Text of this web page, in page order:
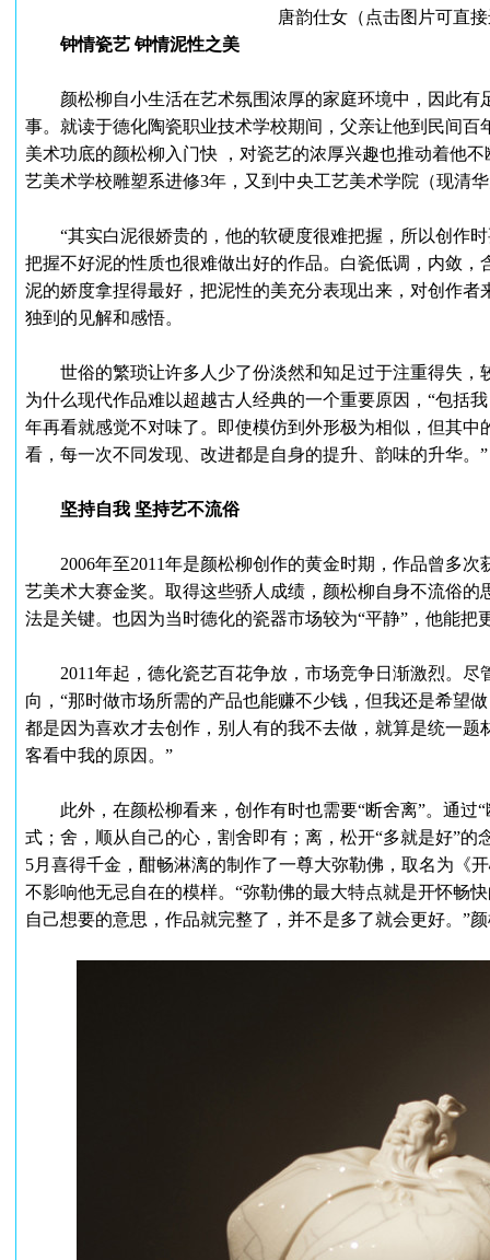
唐韵仕女（点击图片可直
钟情瓷艺 钟情泥性之美
颜松柳自小生活在艺术氛围浓厚的家庭环境中，因此有
事。就读于德化陶瓷职业技术学校期间，父亲让他到民间百
美术功底的颜松柳入门快 ，对瓷艺的浓厚兴趣也推动着他
艺美术学校雕塑系进修3年，又到中央工艺美术学院（现清
“其实白泥很娇贵的，他的软硬度很难把握，所以创作时
把握不好泥的性质也很难做出好的作品。白瓷低调，内敛
泥的娇度拿捏得最好，把泥性的美充分表现出来，对创作者
独到的见解和感悟。
世俗的繁琐让许多人少了份淡然和知足过于注重得失，
为什么现代作品难以超越古人经典的一个重要原因，“包括
年再看就感觉不对味了。即使模仿到外形极为相似，但其
看，每一次不同发现、改进都是自身的提升、韵味的升华。”
坚持自我 坚持艺不流俗
2006年至2011年是颜松柳创作的黄金时期，作品曾多次
艺美术大赛金奖。取得这些骄人成绩，颜松柳自身不流俗
法是关键。也因为当时德化的瓷器市场较为“平静”，他能把
2011年起，德化瓷艺百花争放，市场竞争日渐激烈。尽
向，“那时做市场所需的产品也能赚不少钱，但我还是希望
都是因为喜欢才去创作，别人有的我不去做，就算是统一
客看中我的原因。”
此外，在颜松柳看来，创作有时也需要“断舍离”。通过“
式；舍，顺从自己的心，割舍即有；离，松开“多就是好”的
5月喜得千金，酣畅淋漓的制作了一尊大弥勒佛，取名为《
不影响他无忌自在的模样。“弥勒佛的最大特点就是开怀畅
自己想要的意思，作品就完整了，并不是多了就会更好。”